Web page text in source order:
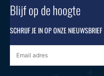
Blijf op de hoogte
SCHRIJF JE IN OP ONZE NIEUWSBRIEF